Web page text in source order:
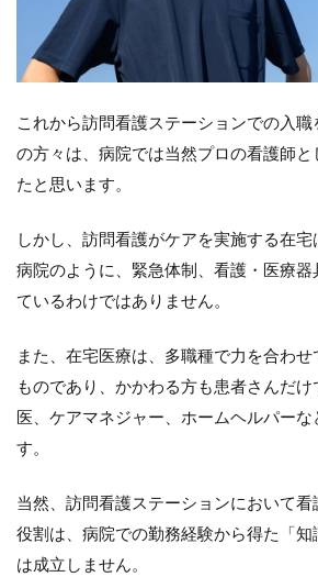
つ
こ
と
の
切
さ
2
院
に
は
な
問
看
護
師
ら
は
の
や
り
これから訪問看護ステーションでの入
の方々は、病院では当然プロの看護師と
たと思います。
しかし、訪問看護がケアを実施する在宅
病院のように、緊急体制、看護・医療器
ているわけではありません。
また、在宅医療は、多職種で力を合わせ
ものであり、かかわる方も患者さんだ
医、ケアマネジャー、ホームヘルパーな
す。
当然、訪問看護ステーションにおいて看
役割は、病院での勤務経験から得た「
は成立しません。